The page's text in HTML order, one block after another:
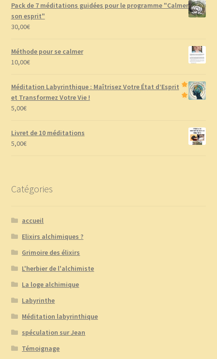
Pack de 7 méditations guidées pour le programme "Calmer
son esprit"
30,00€
Méthode pour se calmer
10,00€
Méditation Labyrinthique : Maîtrisez Votre État d’Esprit
et Transformez Votre Vie !
5,00€
Livret de 10 méditations
5,00€
Catégories
accueil
Elixirs alchimiques ?
Grimoire des élixirs
L'herbier de l'alchimiste
La loge alchimique
Labyrinthe
Méditation labyrinthique
spéculation sur Jean
Témoignage